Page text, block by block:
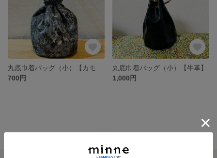
700円
丸底巾着バッグ（小）【牛革】
1,000円
minne ホーム saccoosaccoo の作品一覧